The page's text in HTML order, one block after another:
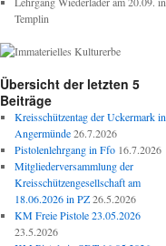
Templin
Übersicht der letzten 5
Beiträge
Kreisschützentag der Uckermark in
Angermünde 26.7.2026
Pistolenlehrgang in Ffo 16.7.2026
Mitgliederversammlung der
Kreisschützengesellschaft am
18.06.2026 in PZ 26.5.2026
KM Freie Pistole 23.05.2026
23.5.2026